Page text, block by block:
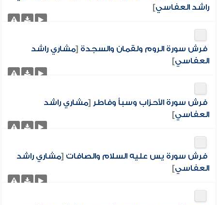
راشد العفاسي]
فرش سورة الروم ولقمان والسجدة [مشاري راشد
العفاسي]
فرش سورة الأحزاب وسبأ وفاطر [مشاري راشد
العفاسي]
فرش سورة يس عليه السلام والصافات [مشاري راشد
العفاسي]